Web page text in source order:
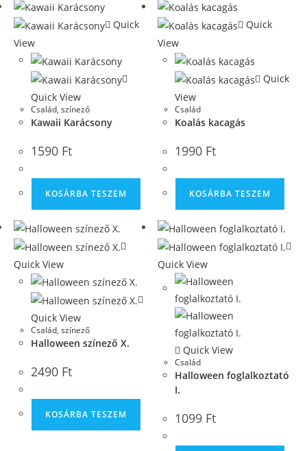
Quick
View
Quick View
Család, színező
Kawaii Karácsony
1590 Ft
KOSÁRBA TESZEM
Quick
View
Quick
View
Család
Koalás kacagás
1990 Ft
KOSÁRBA TESZEM
Quick View
Quick View
Család, színező
Halloween színező X.
2490 Ft
KOSÁRBA TESZEM
Quick View
Quick View
Család
Halloween foglalkoztató
I.
1099 Ft